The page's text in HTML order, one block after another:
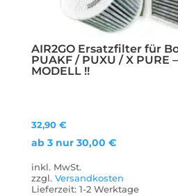
AIR2GO Ersatzfilter für
PUAKF / PUXU / X PURE
MODELL !!
32,90€
ab 3 nur30,00€
inkl. MwSt.
zzgl.Versandkosten
Lieferzeit:1-2 Werktage